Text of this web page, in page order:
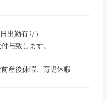
出勤有り）
与致します。
産後休暇、育児休暇